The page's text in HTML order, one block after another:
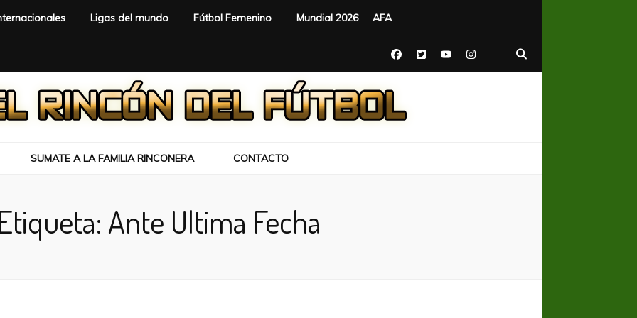
Ligas del mundo Fútbol Femenino Mundial 2026 AFA
SUMATE A LA FAMILIA RINCONERA CONTACTO
Etiqueta: Ante Ultima Fecha